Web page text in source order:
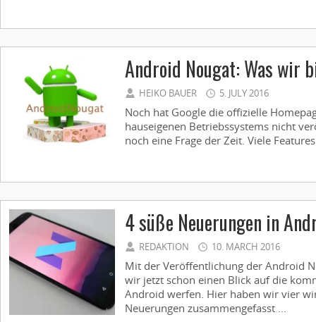
Android Nougat: Was wir
HEIKO BAUER 5. JULY 2016
Noch hat Google die offizielle
hauseigenen Betriebssystems nicht
noch eine Frage der Zeit. Viele
4 süße Neuerungen in
REDAKTION 10. MARCH 2016
Mit der Veröffentlichung der Android
wir jetzt schon einen Blick auf die
Android werfen. Hier haben wir vier
Neuerungen zusammengefasst ...